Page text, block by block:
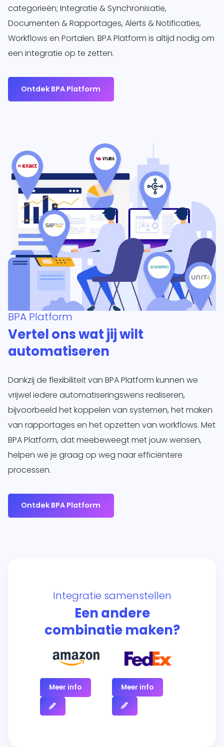
categorieën; Integratie & Synchronisatie,
Documenten & Rapportages, Alerts & Notificaties,
Workflows en Portalen. BPA Platform is altijd nodig om
een integratie op te zetten.
Ontdek BPA Platform
BPA Platform
Vertel ons wat jij wilt
automatiseren
Dankzij de flexibiliteit van BPA Platform kunnen we
vrijwel iedere automatiseringswens realiseren,
bijvoorbeeld het koppelen van systemen, het maken
van rapportages en het opzetten van workflows. Met
BPA Platform, dat meebeweegt met jouw wensen,
helpen we je graag op weg naar efficiëntere
processen.
Ontdek BPA Platform
Integratie samenstellen
Een andere
combinatie maken?
Meer info Meer info